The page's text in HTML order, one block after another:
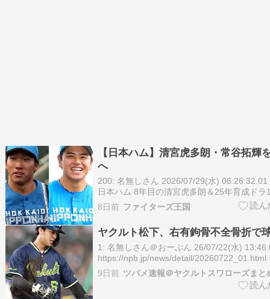
【日本ハム】清宮虎多朗・常谷拓輝
へ
200: 名無しさん 2026/07/29(水)
日本ハム 8年目の清宮虎多朗＆25年育成ドラ
支配下登録へ 日本ハムが育成2選手を支配下
とが28日、分かった。 8年目の清宮（せい
8日前 ファイターズ王国
ヤクルト松下、右有鉤骨不全骨折で
1: 名無しさん＠おーぷん 26/07/22(水)
https://npb.jp/news/detail/20260722_01.html
フト1位ルーキー松下歩叶内野手（23）が「
折」のため辞退。同ドラフト6位ル…
9日前 ツバメ速報＠ヤクルトスワローズまと